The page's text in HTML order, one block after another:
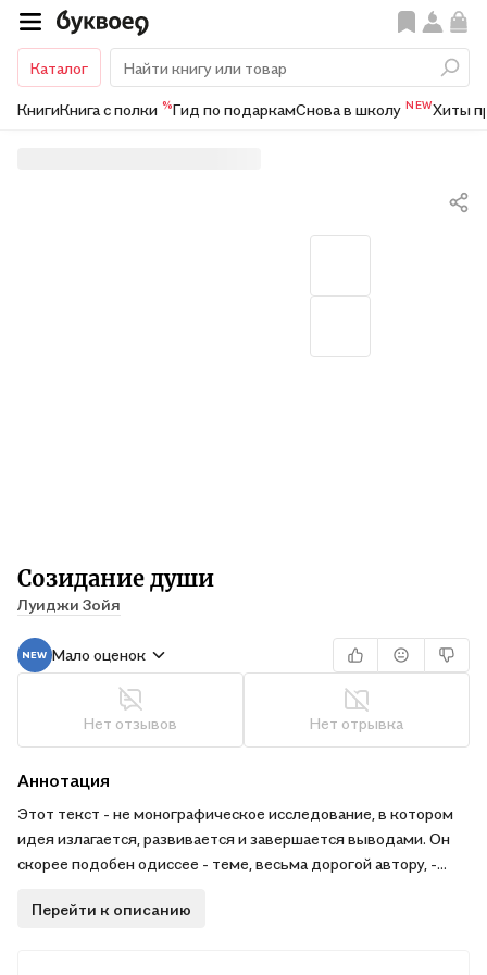
Каталог
КнигиКнига с полки %Гид по подаркамСнова в школу NEWХиты
Созидание души
Луиджи Зойя
Мало оценок
Нет отзывов Нет отрывка
Аннотация
Этот текст - не монографическое исследование, в котором
идея излагается, развивается и завершается выводами. Он
скорее подобен одиссее - теме, весьма дорогой автору, -
показывает нам уголки жизни, обычно избегаемые нами по
Перейти к описанию